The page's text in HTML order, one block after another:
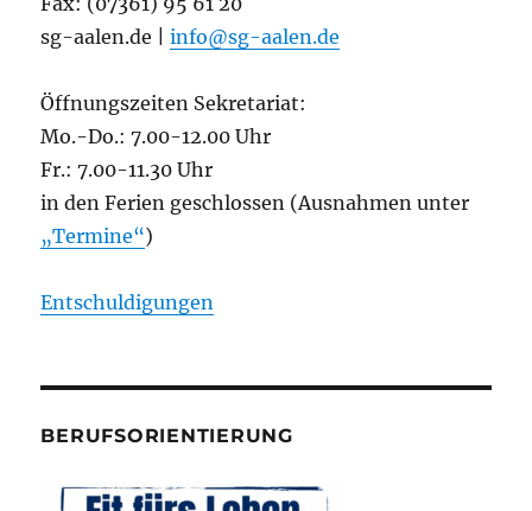
sg-aalen.de |info@sg-aalen.de
Öffnungszeiten Sekretariat:
Mo.-Do.: 7.00-12.00 Uhr
Fr.: 7.00-11.30 Uhr
in den Ferien geschlossen (Ausnahmen unter
„Termine“)
Entschuldigungen
BERUFSORIENTIERUNG